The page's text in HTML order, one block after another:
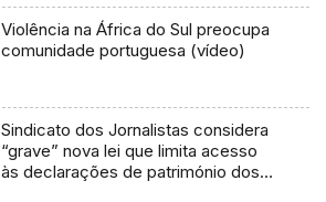
Violência na África do Sul preocupa
comunidade portuguesa (vídeo)
Sindicato dos Jornalistas considera
“grave” nova lei que limita acesso
às declarações de património dos